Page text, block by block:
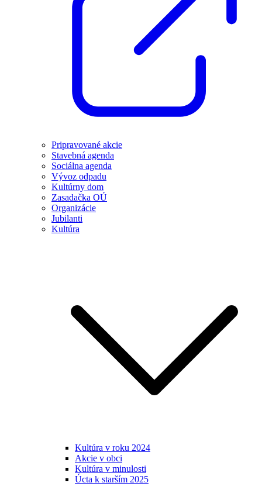
Pripravované akcie
Stavebná agenda
Sociálna agenda
Vývoz odpadu
Kultúrny dom
Zasadačka OÚ
Organizácie
Jubilanti
Kultúra
Kultúra v roku 2024
Akcie v obci
Kultúra v minulosti
Úcta k starším 2025